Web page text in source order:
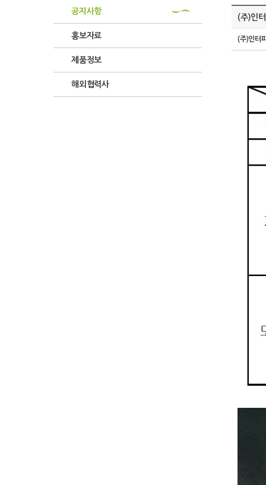
공지사항
홍보자료
제품정보
해외협력사
(주)인
(주)인터